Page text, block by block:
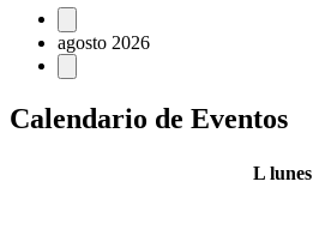
agosto 2026
Calendario de Eventos
L lunes